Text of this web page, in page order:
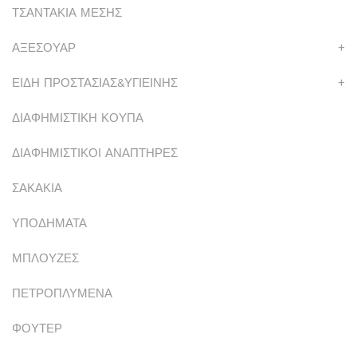
ΤΣΑΝΤΑΚΙΑ ΜΕΣΗΣ
ΑΞΕΣΟΥΑΡ +
ΕΙΔΗ ΠΡΟΣΤΑΣΙΑΣ&ΥΓΙΕΙΝΗΣ +
ΔΙΑΦΗΜΙΣΤΙΚΗ ΚΟΥΠΑ
ΔΙΑΦΗΜΙΣΤΙΚΟΙ ΑΝΑΠΤΗΡΕΣ
ΣΑΚΑΚΙΑ
ΥΠΟΔΗΜΑΤΑ
ΜΠΛΟΥΖΕΣ
ΠΕΤΡΟΠΛΥΜΕΝΑ
ΦΟΥΤΕΡ